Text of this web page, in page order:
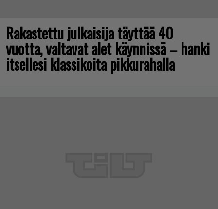
Rakastettu julkaisija täyttää 40
vuotta, valtavat alet käynnissä – hanki
itsellesi klassikoita pikkurahalla